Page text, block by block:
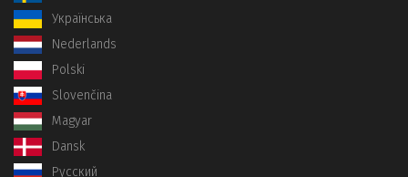
Українська
Nederlands
Polski
Slovenčina
Magyar
Dansk
Русский